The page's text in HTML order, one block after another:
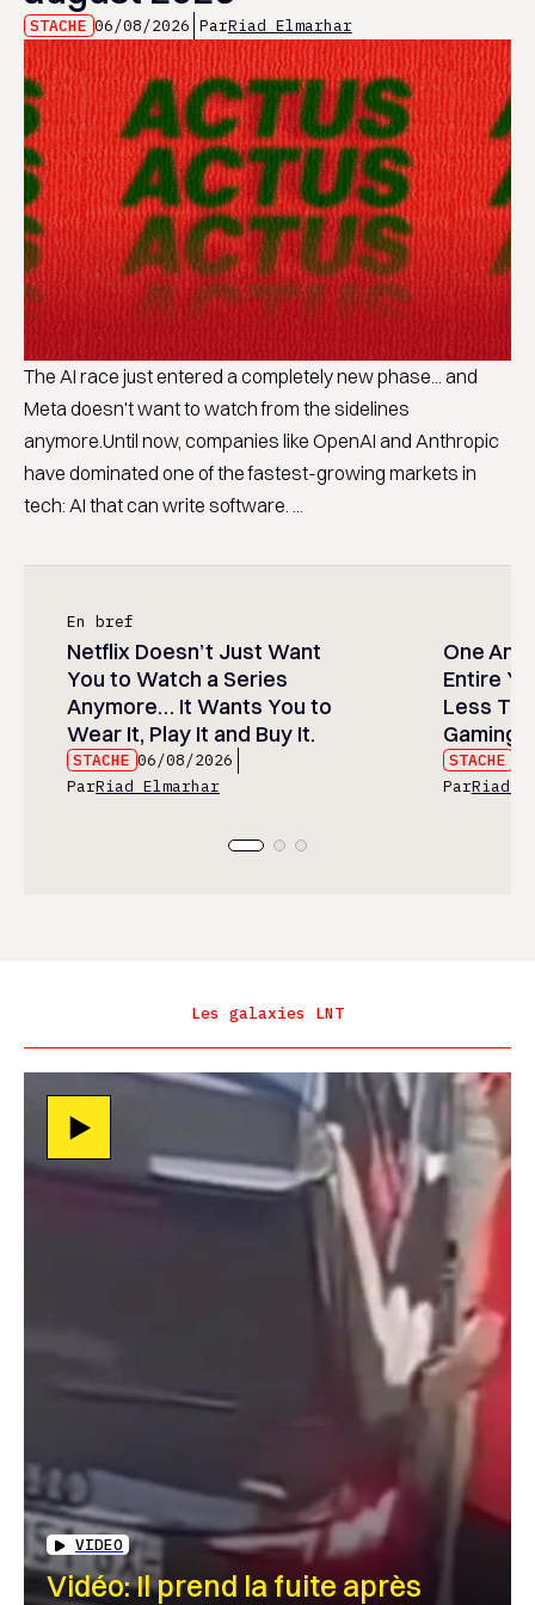
STACHE 06/08/2026 ParRiad Elmarhar
The AI race just entered a completely new phase... and
Meta doesn't want to watch from the sidelines
anymore.Until now, companies like OpenAI and Anthropic
have dominated one of the fastest-growing markets in
tech: AI that can write software. ...
En bref
Netflix Doesn’t Just Want
You to Watch a Series
Anymore… It Wants You to
Wear It, Play It and Buy It.
STACHE 06/08/2026
ParRiad Elmarhar
One
Entire
Less
Gaming
STACHE
ParRiad
Les galaxies LNT
VIDEO
Vidéo: Il prend la fuite après